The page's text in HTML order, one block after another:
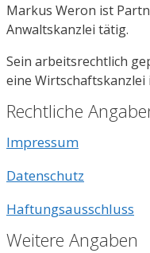
Markus Weron ist
Anwaltskanzlei tätig.
Sein arbeitsrechtlich
eine Wirtschaftskanzlei
Rechtliche
Impressum
Datenschutz
Haftungsausschluss
Weitere Angaben